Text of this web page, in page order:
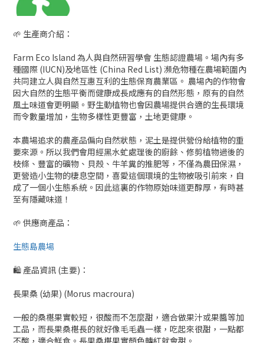
🌱 生產商介紹：
Farm Eco Island 為人與自然研習學會 生態認證農場。場內有多
種國際 (IUCN)及地區性 (China Red List) 瀕危物種在農場範圍內
共同建立人與自然互惠互利的生態保育農業區。 農場內的作物會
因大自然的生態平衡而健康成長成應有的自然形態，原有的自然
風土味道會更明顯。野生動植物也會因農場提供合適的生長環境
而令數量增加，生物多樣性更豐富，土地更健康。
本農場追求的農產品偏向自然狀態，泥土是提供營份給植物的重
要來源。所以我們會用經黑水虻處理後的廚餘、修剪植物過後的
枝條、豐富的礦物、貝殼、牛羊糞的推肥等，不僅為農田保濕，
更營造小生物的棲息空間，喜愛這個環境的生物被吸引前來，自
成了一個小生態系統。因此這裏的作物原始味道更醇厚，有時甚
至有隱藏味道！
🌱 供應商產品：
生態島農場
🛍 產品資訊 (主要)：
長果桑 (幼果) (Morus macroura)
一般的桑椹果實較短，很酸而不怎麼甜，適合做果汁或果醬等加
工品，而長果桑椹長的就好像毛毛蟲一樣，吃起來很甜，一點都